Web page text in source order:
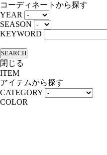
コーディネートから探す
YEAR
SEASON
KEYWORD
SEARCH
閉じる
ITEM
アイテムから探す
CATEGORY
COLOR